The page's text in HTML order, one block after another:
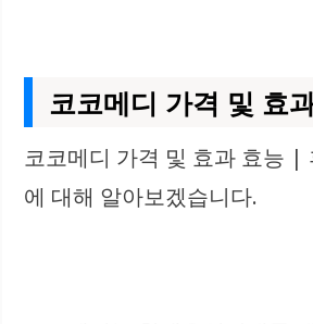
코코메디 가격 및 효
코코메디 가격 및 효과 효능
에 대해 알아보겠습니다.